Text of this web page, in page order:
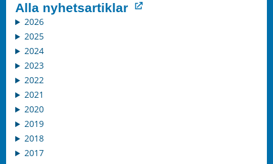
Alla nyhetsartiklar
2026
2025
2024
2023
2022
2021
2020
2019
2018
2017